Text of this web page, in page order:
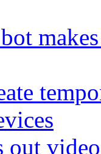
out video